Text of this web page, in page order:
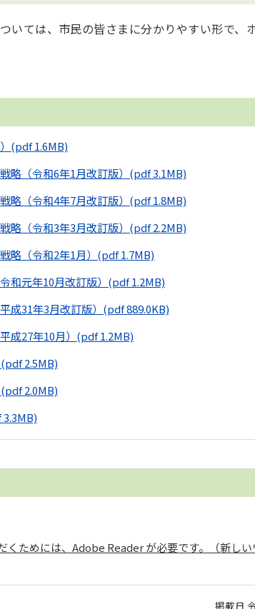
いては、市民の皆さまに分かりやすい形で、
(pdf 1.6MB)
略（令和6年1月改訂版） (pdf 3.1MB)
略（令和4年7月改訂版） (pdf 1.8MB)
略（令和3年3月改訂版） (pdf 2.2MB)
略（令和2年1月） (pdf 1.7MB)
和元年10月改訂版） (pdf 1.2MB)
成31年3月改訂版） (pdf 889.0KB)
成27年10月） (pdf 1.2MB)
(pdf 2.5MB)
(pdf 2.0MB)
くためには、Adobe Reader が必要です。（新しい
掲載日